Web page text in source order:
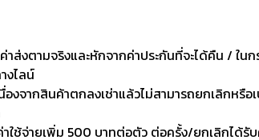
ส่งตามจริงและหักจากค่าประกันที่จะได้คืน / ใ
งไลน์
งจากสินค้าตกลงเช่าแล้วไม่สามารถยกเลิกหรื
ช้จ่ายเพิ่ม 500 บาทต่อตัว ต่อครั้ง/ยกเลิกได้รั